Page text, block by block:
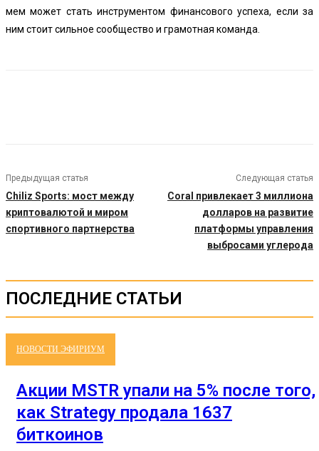
мем может стать инструментом финансового успеха, если за
ним стоит сильное сообщество и грамотная команда.
Предыдущая статья
Chiliz Sports: мост между
криптовалютой и миром
спортивного партнерства
Следующая статья
Coral привлекает 3 миллиона
долларов на развитие
платформы управления
выбросами углерода
ПОСЛЕДНИЕ СТАТЬИ
НОВОСТИ ЭФИРИУМ
Акции MSTR упали на 5% после того,
как Strategy продала 1637
биткоинов